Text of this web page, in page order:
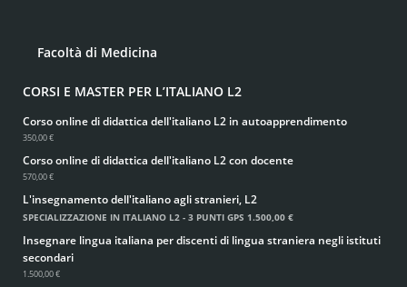
Facoltà di Medicina
CORSI E MASTER PER L’ITALIANO L2
Corso online di didattica dell'italiano L2 in autoapprendimento
350,00 €
Corso online di didattica dell'italiano L2 con docente
570,00 €
L'insegnamento dell'italiano agli stranieri, L2
SPECIALIZZAZIONE IN ITALIANO L2 - 3 PUNTI GPS 1.500,00 €
Insegnare lingua italiana per discenti di lingua straniera negli istituti
secondari
1.500,00 €